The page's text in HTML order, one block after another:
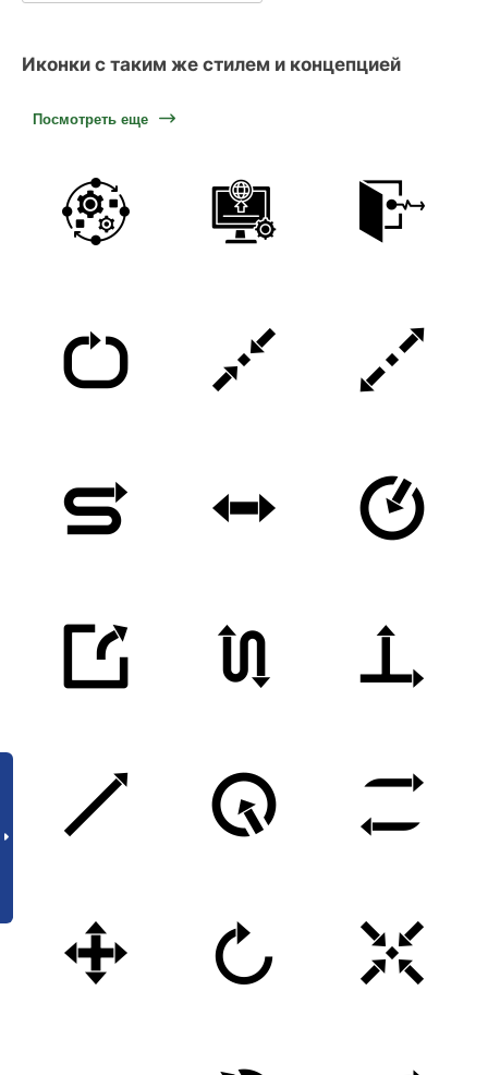
Иконки с таким же стилем и концепцией
Посмотреть еще